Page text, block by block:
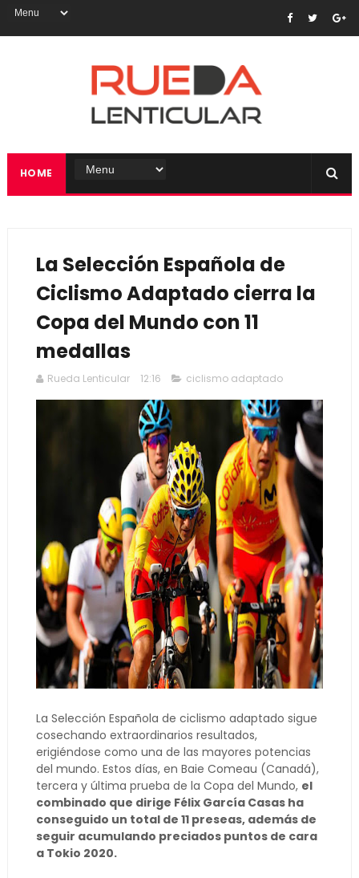
HOME
La Selección Española de
Ciclismo Adaptado cierra la
Copa del Mundo con 11
medallas
Rueda Lenticular 12:16 ciclismo adaptado
La Selección Española de ciclismo adaptado sigue
cosechando extraordinarios resultados,
erigiéndose como una de las mayores potencias
del mundo. Estos días, en Baie Comeau (Canadá),
tercera y última prueba de la Copa del Mundo, el
combinado que dirige Félix García Casas ha
conseguido un total de 11 preseas, además de
seguir acumulando preciados puntos de cara
a Tokio 2020.